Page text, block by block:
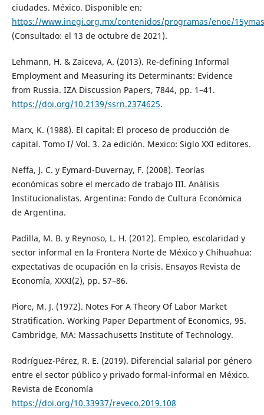
ciudades. México. Disponible en:
https://www.inegi.org.mx/contenidos/programas/enoe/
(Consultado: el 13 de octubre de 2021).
Lehmann, H. & Zaiceva, A. (2013). Re-defining Informal
Employment and Measuring its Determinants: Evidence
from Russia. IZA Discussion Papers, 7844, pp. 1–41.
https://doi.org/10.2139/ssrn.2374625.
Marx, K. (1988). El capital: El proceso de producción de
capital. Tomo I/ Vol. 3. 2a edición. Mexico: Siglo XXI editores.
Neffa, J. C. y Eymard-Duvernay, F. (2008). Teorías
económicas sobre el mercado de trabajo III. Análisis
Institucionalistas. Argentina: Fondo de Cultura Económica
de Argentina.
Padilla, M. B. y Reynoso, L. H. (2012). Empleo, escolaridad y
sector informal en la Frontera Norte de México y Chihuahua:
expectativas de ocupación en la crisis. Ensayos Revista de
Economía, XXXI(2), pp. 57–86.
Piore, M. J. (1972). Notes For A Theory Of Labor Market
Stratification. Working Paper Department of Economics, 95.
Cambridge, MA: Massachusetts Institute of Technology.
Rodríguez-Pérez, R. E. (2019). Diferencial salarial por género
entre el sector público y privado formal-informal en México.
Revista de Economía
https://doi.org/10.33937/reveco.2019.108